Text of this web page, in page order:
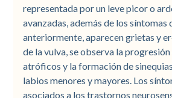
representada por un leve picor o
avanzadas, además de los síntomas
anteriormente, aparecen grietas y
de la vulva, se observa la
atróficos y la formación de
labios menores y mayores. Los
asociados a los trastornos